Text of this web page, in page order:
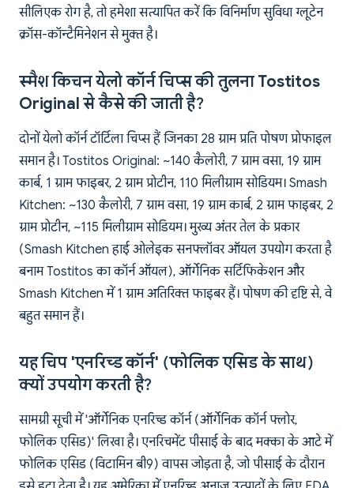
सीलिएक रोग है, तो हमेशा सत्यापित करें कि विनिर्माण सुविधा ग्लूटेन
क्रॉस-कॉन्टैमिनेशन से मुक्त है।
स्मैश किचन येलो कॉर्न चिप्स की तुलना Tostitos
Original से कैसे की जाती है?
दोनों येलो कॉर्न टॉर्टिला चिप्स हैं जिनका 28 ग्राम प्रति पोषण प्रोफाइल
समान है। Tostitos Original: ~140 कैलोरी, 7 ग्राम वसा, 19 ग्राम
कार्ब, 1 ग्राम फाइबर, 2 ग्राम प्रोटीन, 110 मिलीग्राम सोडियम। Smash
Kitchen: ~130 कैलोरी, 7 ग्राम वसा, 19 ग्राम कार्ब, 2 ग्राम फाइबर, 2
ग्राम प्रोटीन, ~115 मिलीग्राम सोडियम। मुख्य अंतर तेल के प्रकार
(Smash Kitchen हाई ओलेइक सनफ्लॉवर ऑयल उपयोग करता है
बनाम Tostitos का कॉर्न ऑयल), ऑर्गेनिक सर्टिफिकेशन और
Smash Kitchen में 1 ग्राम अतिरिक्त फाइबर हैं। पोषण की दृष्टि से, वे
बहुत समान हैं।
यह चिप 'एनरिच्ड कॉर्न' (फोलिक एसिड के साथ)
क्यों उपयोग करती है?
सामग्री सूची में 'ऑर्गेनिक एनरिच्ड कॉर्न (ऑर्गेनिक कॉर्न फ्लोर,
फोलिक एसिड)' लिखा है। एनरिचमेंट पीसाई के बाद मक्का के आटे में
फोलिक एसिड (विटामिन बी9) वापस जोड़ता है, जो पीसाई के दौरान